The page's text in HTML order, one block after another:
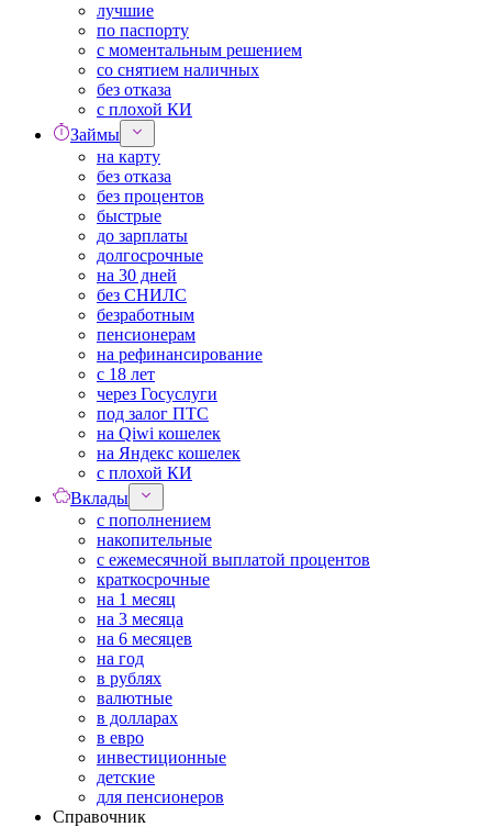
лучшие
по паспорту
с моментальным решением
со снятием наличных
без отказа
с плохой КИ
Займы
на карту
без отказа
без процентов
быстрые
до зарплаты
долгосрочные
на 30 дней
без СНИЛС
безработным
пенсионерам
на рефинансирование
с 18 лет
через Госуслуги
под залог ПТС
на Qiwi кошелек
на Яндекс кошелек
с плохой КИ
Вклады
с пополнением
накопительные
с ежемесячной выплатой процентов
краткосрочные
на 1 месяц
на 3 месяца
на 6 месяцев
на год
в рублях
валютные
в долларах
в евро
инвестиционные
детские
для пенсионеров
Справочник